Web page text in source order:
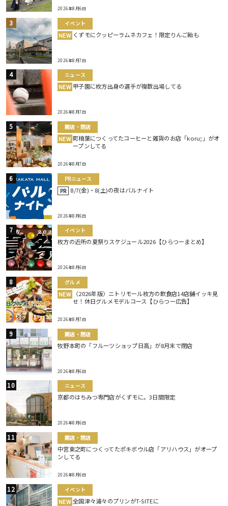
2026年8月6日
イベント
NEW くずモにクッピーラムネカフェ！限定りんご飴も
2026年8月7日
ニュース
NEW 甲子園に枚方出身の選手が複数出場してる
2026年8月7日
開店・閉店
NEW 町楠葉につくってたコーヒーと雑貨のお店「koru;」がオ
ープンしてる
2026年8月7日
PRニュース
PR 8/7(金)・8(土)の夜はバルナイト
2026年8月6日
イベント
枚方の近所の夏祭りスケジュール2026【ひらつーまとめ】
2026年8月6日
グルメ
NEW 〈2026年版〉ニトリモール枚方の飲食店14店舗イッキ見
せ！休日グルメモデルコース【ひらつー広告】
2026年8月7日
開店・閉店
牧野本町の「フルーツショップ日高」が8月末で閉店
2026年8月6日
ニュース
京都のはちみつ専門店がくずモに。3日間限定
2026年8月6日
開店・閉店
中宮東之町につくってたポキボウル店「アリハウス」がオープ
ンしてる
2026年8月6日
イベント
NEW 全国津々浦々のプリンがT-SITEに